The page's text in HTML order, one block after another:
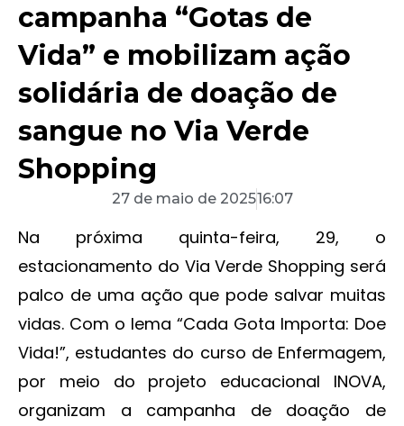
campanha “Gotas de
Vida” e mobilizam ação
solidária de doação de
sangue no Via Verde
Shopping
27 de maio de 202516:07
Na próxima quinta-feira, 29, o
estacionamento do Via Verde Shopping será
palco de uma ação que pode salvar muitas
vidas. Com o lema “Cada Gota Importa: Doe
Vida!”, estudantes do curso de Enfermagem,
por meio do projeto educacional INOVA,
organizam a campanha de doação de